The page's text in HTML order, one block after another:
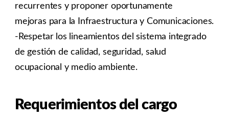
recurrentes y proponer oportunamente
mejoras para la Infraestructura y Comunicaciones.
-Respetar los lineamientos del sistema integrado
de gestión de calidad, seguridad, salud
ocupacional y medio ambiente.
Requerimientos del cargo